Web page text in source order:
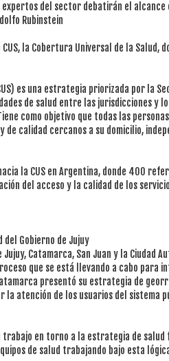
expertos del sector debatirán el alcance
Rubinstein
la Cobertura Universal de la Salud,
es una estrategia priorizada por la
de salud entre las jurisdicciones y
como objetivo que todas las
calidad cercanos a su domicilio,
la CUS en Argentina, donde 400
del acceso y la calidad de los
del Gobierno de Jujuy
Catamarca, San Juan y la Ciudad
que se está llevando a cabo para
presentó su estrategia de
la atención de los usuarios del sistema
trabajo en torno a la estrategia de
de salud trabajando bajo esta